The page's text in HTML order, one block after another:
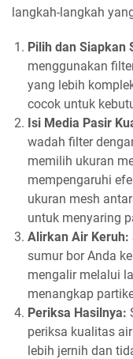
langkah-langkah
Pilih dan Siapkan
menggunakan
yang lebih
cocok untuk
Isi Media Pasir
wadah filter
memilih ukuran
mempengaruhi
ukuran mesh
untuk menyaring
Alirkan Air Keruh:
sumur bor Anda
mengalir melalui
menangkap
Periksa Hasilnya:
periksa kualitas
lebih jernih dan